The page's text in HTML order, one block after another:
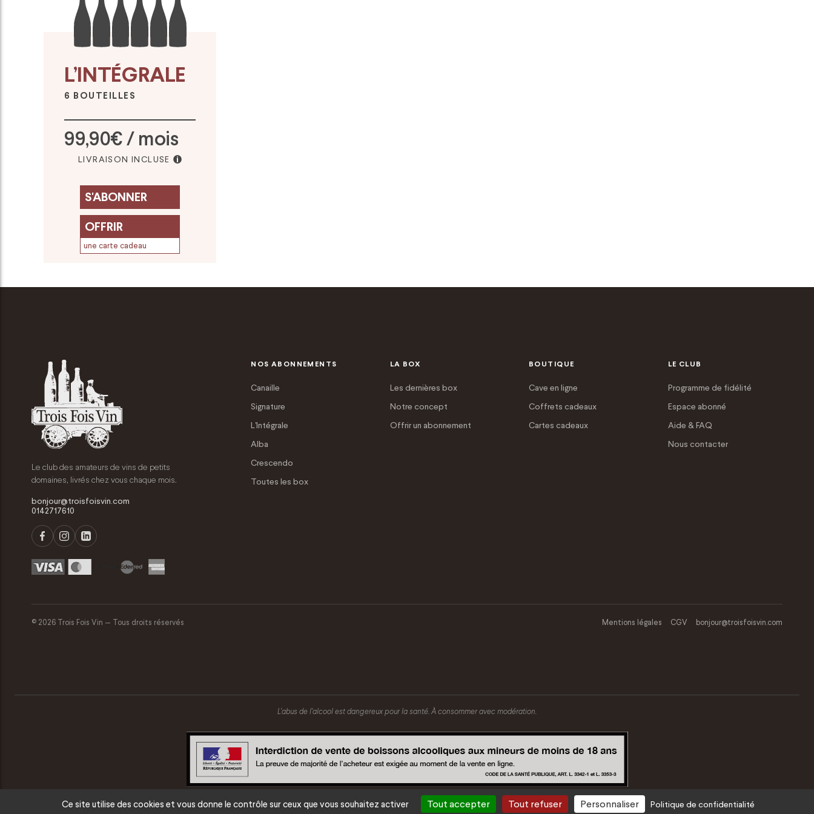
L’INTÉGRALE
6 BOUTEILLES
99,90€ / mois
LIVRAISON INCLUSE
S'ABONNER
OFFRIR
une carte cadeau
Le club des amateurs de vins de petits
domaines, livrés chez vous chaque mois.
bonjour@troisfoisvin.com
0142717610
NOS ABONNEMENTS
Canaille
Signature
L'Intégrale
Alba
Crescendo
Toutes les box
LA BOX
Les dernières box
Notre concept
Offrir un abonnement
BOUTIQUE
Cave en ligne
Coffrets cadeaux
Cartes cadeaux
LE CLUB
Programme de fidélité
Espace abonné
Aide & FAQ
Nous contacter
© 2026 Trois Fois Vin — Tous droits réservés Mentions légales CGV bonjour@troisfoisvin.com
L’abus de l’alcool est dangereux pour la santé. À consommer avec modération.
Ce site utilise des cookies et vous donne le contrôle sur ceux que vous souhaitez activer Tout accepter Tout refuser Personnaliser Politique de confidentialité